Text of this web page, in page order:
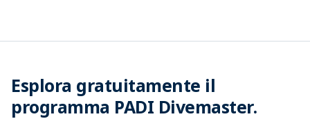
Esplora gratuitamente il
programma PADI Divemaster.